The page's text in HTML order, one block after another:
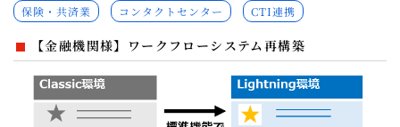
保険・共済業
コンタクトセンター CTI連携
【金融機関様】ワークフローシステム再構築